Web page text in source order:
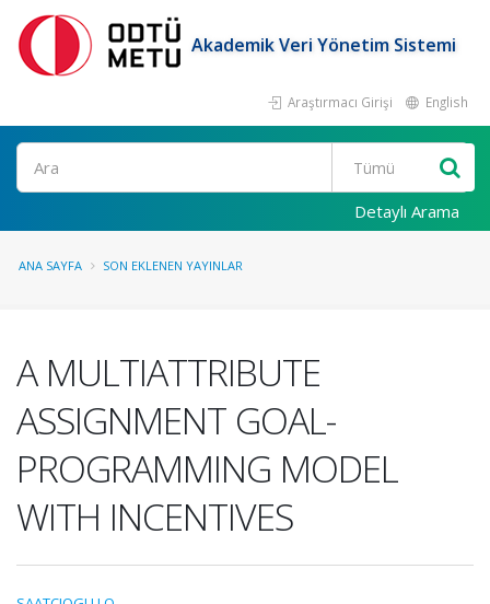
Akademik Veri Yönetim Sistemi
Araştırmacı Girişi English
Ara
Detaylı Arama
ANA SAYFA SON EKLENEN YAYINLAR
A MULTIATTRIBUTE
ASSIGNMENT GOAL-
PROGRAMMING MODEL
WITH INCENTIVES